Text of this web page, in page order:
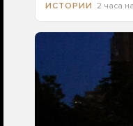
ИСТОРИИ 2 часа